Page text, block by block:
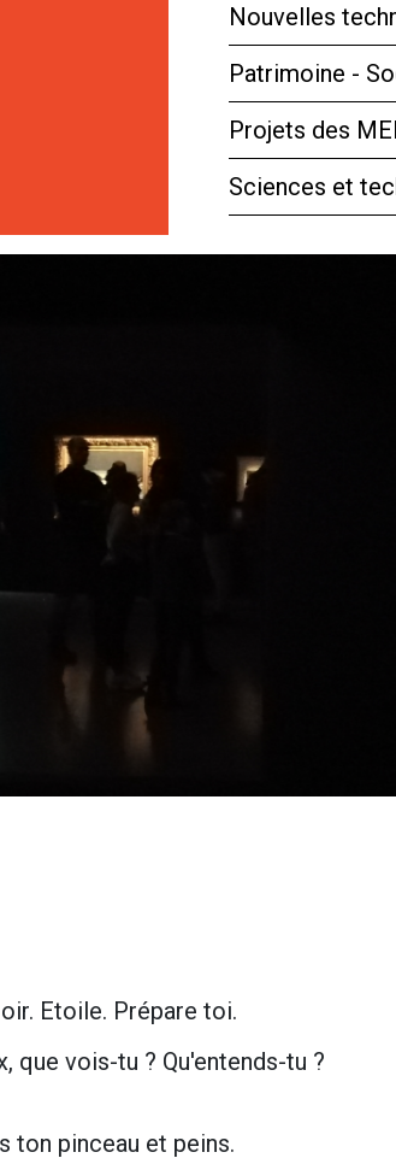
Nouvelles
Patrimoine -
Projets des
Sciences et
Etoile. Prépare toi.
que vois-tu ? Qu'entends-tu ?
ton pinceau et peins.